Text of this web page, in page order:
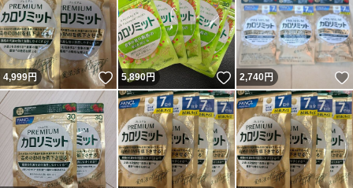
4,999円 いいね！
5,890円 いいね！
2,740円